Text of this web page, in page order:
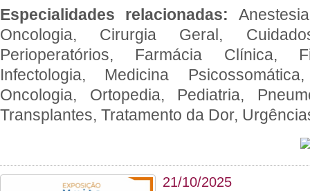
Especialidades relacionadas:
Oncologia, Cirurgia Geral,
Perioperatórios, Farmácia Clínica,
Infectologia, Medicina
Oncologia, Ortopedia, Pediatria,
Transplantes, Tratamento da Dor,
21/10/2025